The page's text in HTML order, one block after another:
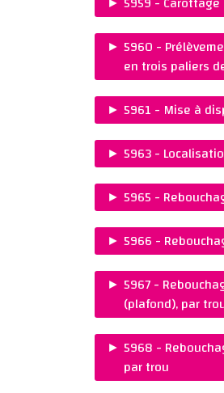
REMARQUES :
PRIX :
CHF 150.00
REMARQUES :
► 5960 -
en trois paliers
PRIX :
CHF 110.00
REMARQUES :
► 5961 - Mise à
PRIX :
CHF 40.00
REMARQUES :
► 5963 -
PRIX :
CHF 25.00
REMARQUES :
► 5965 -
PRIX :
CHF 25.00
REMARQUES :
► 5966 -
PRIX :
CHF 35.00
REMARQUES :
► 5967 -
(plafond), par
PRIX :
CHF 50.00
REMARQUES :
► 5968 -
par trou